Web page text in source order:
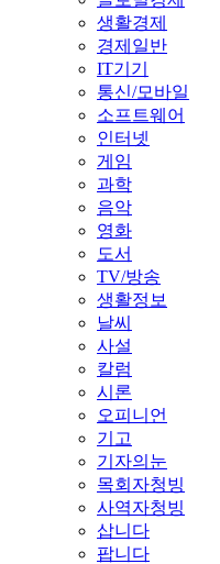
생활경제
경제일반
IT기기
통신/모바일
소프트웨어
인터넷
게임
과학
음악
영화
도서
TV/방송
생활정보
날씨
사설
칼럼
시론
오피니언
기고
기자의눈
목회자청빙
사역자청빙
삽니다
팝니다